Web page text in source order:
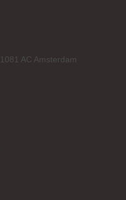
AC Amsterdam